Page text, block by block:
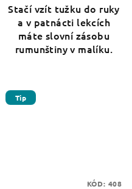
Stačí vzít tužku do ruky
a v patnácti lekcích
máte slovní zásobu
rumunštiny v malíku.
Tip
KÓD: 408